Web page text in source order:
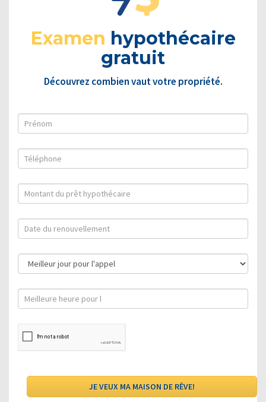
Examen hypothécaire
gratuit
Découvrez combien vaut votre propriété.